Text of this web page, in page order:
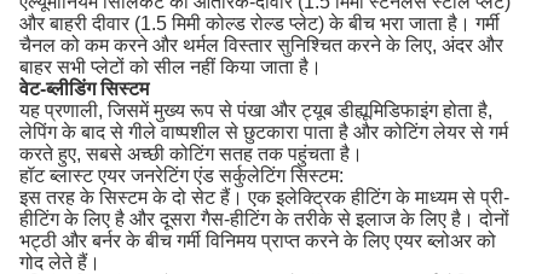
और बाहरी दीवार (1.5 मिमी कोल्ड रोल्ड प्लेट) के बीच भरा जाता है। गर्मी
चैनल को कम करने और थर्मल विस्तार सुनिश्चित करने के लिए, अंदर और
बाहर सभी प्लेटों को सील नहीं किया जाता है।
वेट-ब्लीडिंग सिस्टम
यह प्रणाली, जिसमें मुख्य रूप से पंखा और ट्यूब डीह्यूमिडिफाइंग होता है,
लेपिंग के बाद से गीले वाष्पशील से छुटकारा पाता है और कोटिंग लेयर से गर्म
करते हुए, सबसे अच्छी कोटिंग सतह तक पहुंचता है।
हॉट ब्लास्ट एयर जनरेटिंग एंड सर्कुलेटिंग सिस्टम:
इस तरह के सिस्टम के दो सेट हैं। एक इलेक्ट्रिक हीटिंग के माध्यम से प्री-
हीटिंग के लिए है और दूसरा गैस-हीटिंग के तरीके से इलाज के लिए है। दोनों
भट्ठी और बर्नर के बीच गर्मी विनिमय प्राप्त करने के लिए एयर ब्लोअर को
गोद लेते हैं।